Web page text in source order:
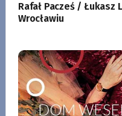
Rafał Pacześ /
Wrocławiu